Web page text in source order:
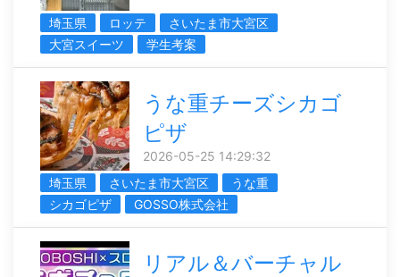
埼玉県 ロッテ
さいたま市大宮区
大宮スイーツ
学生考案
うな重チーズシカゴ
ピザ
2026-05-25 14:29:32
埼玉県
さいたま市大宮区
うな重
シカゴピザ
GOSSO株式会社
リアル＆バーチャル